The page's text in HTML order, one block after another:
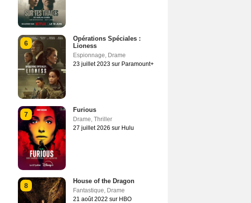
6
Opérations Spéciales :
Lioness
Espionnage, Drame
23 juillet 2023 sur Paramount+
7
Furious
Drame, Thriller
27 juillet 2026 sur Hulu
8
House of the Dragon
Fantastique, Drame
21 août 2022 sur HBO